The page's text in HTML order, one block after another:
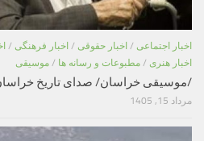
اخبار اجتماعی / اخبار حقوقی / اخبار فرهنگی /
اخبار هنری / مطبوعات و رسانه ها / موسیقی
/موسیقی خراسان/ صدای تاریخ
مرداد 15, 1405